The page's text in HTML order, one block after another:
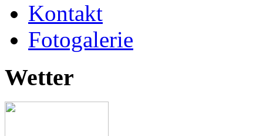
Kontakt
Fotogalerie
Wetter